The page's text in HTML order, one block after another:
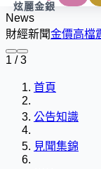
炫麗金銀
News
財經新聞金價高檔
1 / 3
首頁
公告知識
見聞集錦